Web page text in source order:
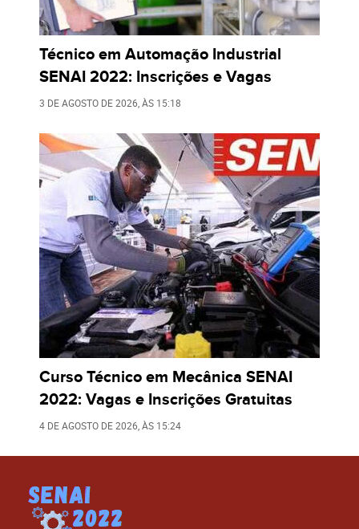
Técnico em Automação Industrial
SENAI 2022: Inscrições e Vagas
3 DE AGOSTO DE 2026 , ÀS 15:18
Curso Técnico em Mecânica SENAI
2022: Vagas e Inscrições Gratuitas
4 DE AGOSTO DE 2026 , ÀS 15:24